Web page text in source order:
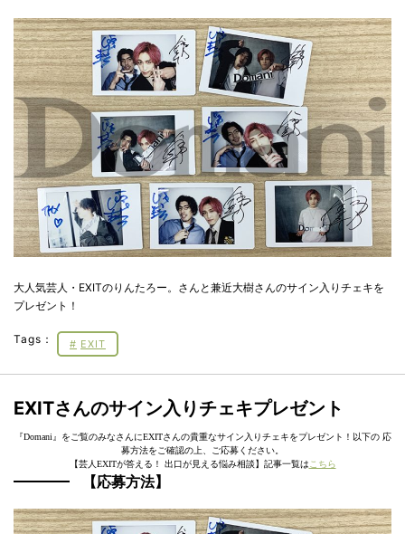
大人気芸人・EXITのりんたろー。さんと兼近大樹さんのサイン入りチェキを
プレゼント！
Tags： EXIT
EXITさんのサイン入りチェキプレゼント
『Domani』をご覧のみなさんにEXITさんの貴重なサイン入りチェキをプレゼント！以下の 応
募方法をご確認の上、ご応募ください。
【芸人EXITが答える！ 出口が見える悩み相談】記事一覧は こちら
【応募方法】